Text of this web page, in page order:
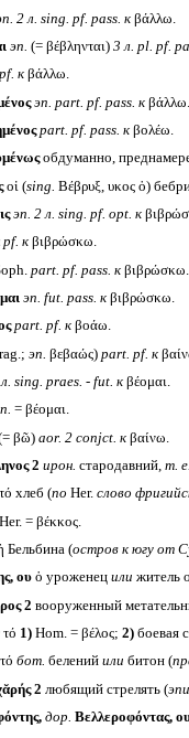
2 л. sing. pf. pass. кβάλλω.
эп. (= βέβληνται)3 л. pl. pf.
pf. кβάλλω.
эп. part. pf. pass. кβάλλω.
part. pf. pass. кβολέω.
обдуманно,
οἱ (sing. Βέβρυξ, υκος ὁ)
эп. 2 л. sing. pf. opt. к
pf. кβιβρώσκω.
part. pf. pass. кβιβρώσκω.
эп. fut. pass. кβιβρώσκω.
part. pf. кβοάω.
эп. βεβαώς) part. pf. к
sing. praes. - fut. кβέομαι.
= βέομαι.
βῶ) aor. 2 conjct. кβαίνω.
2 ирон. стародавний, т. е.
хлеб (по Her. слово
= βέκκος.
Бельбина (остров к югу от
ουὁ уроженец или житель
2 вооруженный
τό 1)Hom. = βέλος; 2)боевая
τό бот. белений или битон (
2 любящий стрелять (
дор. Βελλεροφόντας,